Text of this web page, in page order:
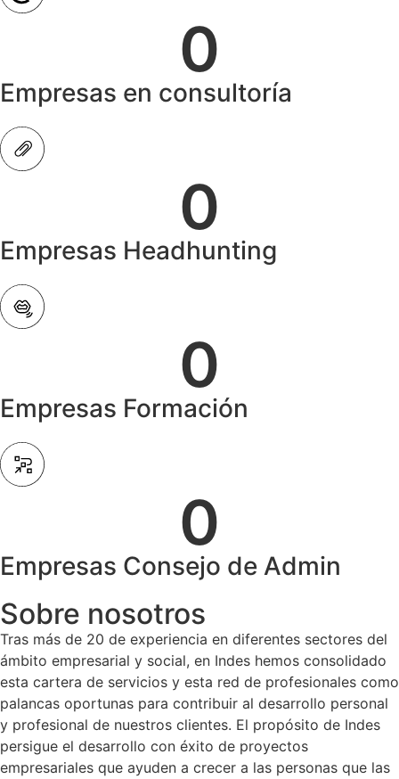
0
Empresas en consultoría
0
Empresas Headhunting
0
Empresas Formación
0
Empresas Consejo de Admin
Sobre nosotros
Tras más de 20 de experiencia en diferentes sectores del
ámbito empresarial y social, en Indes hemos consolidado
esta cartera de servicios y esta red de profesionales como
palancas oportunas para contribuir al desarrollo personal
y profesional de nuestros clientes. El propósito de Indes
persigue el desarrollo con éxito de proyectos
empresariales que ayuden a crecer a las personas que las